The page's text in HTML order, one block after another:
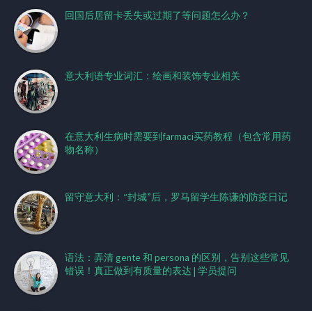
回国后居留卡丢失或过期了等问题怎么办？
意大利语专业词汇：绘画和装饰专业相关
在意大利生病时需要到farmaci买药教程（包含常用药
物名称）
留守意大利：“封城”后，罗马留学生陈谦的防疫日记
语法：弄清 gente 和 persona 的区别，告别这些常见
错误！真正做到有质量的表达 | 学员提问